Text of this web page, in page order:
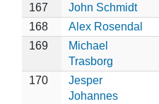
167 John Schmidt
168
Alex Rosendal
169
Michael
Trasborg
170
Jesper
Johannes